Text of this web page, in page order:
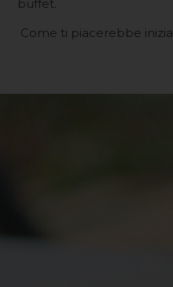
buffet.
Come ti piacerebbe